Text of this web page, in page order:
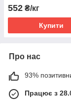
552 ₴/кг
Купити
Про нас
93%
Працює з